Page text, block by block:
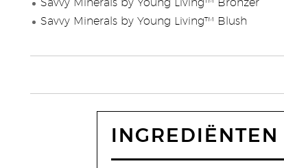
Savvy Minerals by Young Living™ Bronzer
Savvy Minerals by Young Living™ Blush
INGREDIËNTEN